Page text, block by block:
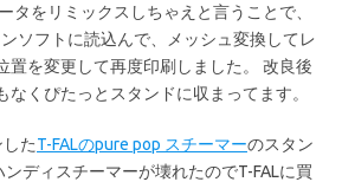
タをリミックスしちゃえと言うことで、
ソフトに読込んで、メッシュ変換してレ
置を変更して再度印刷しました。 改良後
なくぴたっとスタンドに収まってます。
たT-FALのpure pop スチーマーのスタン
ンディスチーマーが壊れたのでT-FALに買